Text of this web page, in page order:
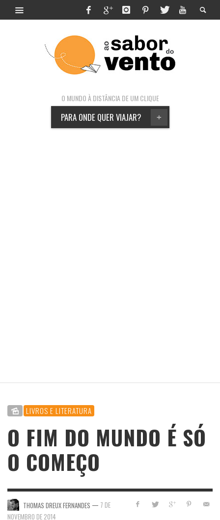
O MUNDO À DISTÂNCIA DE UM CLIQUE
+
PARA ONDE QUER VIAJAR?
LIVROS E LITERATURA
O FIM DO MUNDO É SÓ
O COMEÇO
THOMAS DREUX FERNANDES — 7 DE
NOVEMBRO DE 2014